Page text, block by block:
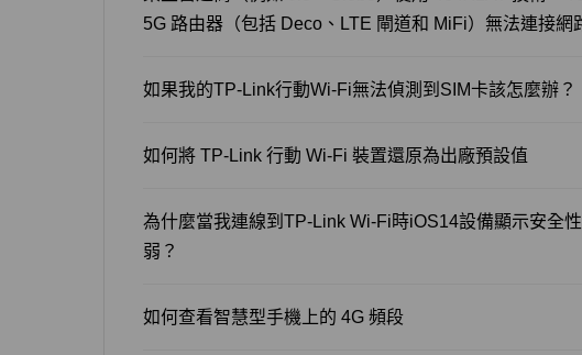
5G 路由器（包括 Deco、LTE 閘道和 MiFi）無法連接網
如果我的TP-Link行動Wi-Fi無法偵測到SIM卡該怎麼辦？
如何將 TP-Link 行動 Wi-Fi 裝置還原為出廠預設值
為什麼當我連線到TP-Link Wi-Fi時iOS14設備顯示安全
弱？
如何查看智慧型手機上的 4G 頻段